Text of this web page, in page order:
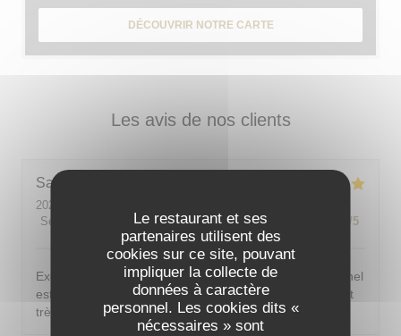
Le restaurant et ses
partenaires utilisent des
cookies sur ce site, pouvant
impliquer la collecte de
données à caractère
personnel. Les cookies dits «
nécessaires » sont
Les avis de nos clients
Sarah-Lou
2026-08-03
Service
Ambiance: 5/5 Cuisine: 5/5 Qualité / Prix /5
Excellent ! Tout est délicieux, bien présentés, le personnel
est vraiment au top : accueillant, souriant, attentionné et
très professionnel. Je recommande sans hésiter !
DÉCOUVRIR NOTRE CARTE